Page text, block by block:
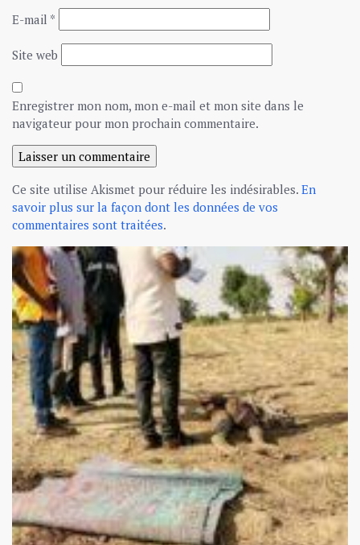
E-mail *
Site web
Enregistrer mon nom, mon e-mail et mon site dans le
navigateur pour mon prochain commentaire.
Ce site utilise Akismet pour réduire les indésirables. En
savoir plus sur la façon dont les données de vos
commentaires sont traitées.